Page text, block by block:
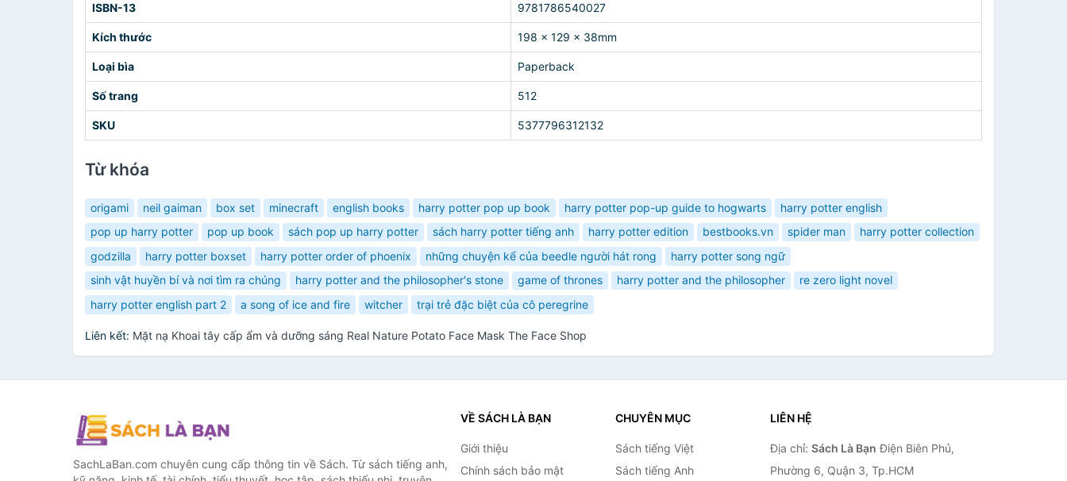
ISBN-13 9781786540027
Kích thước 198 x 129 x 38mm
Loại bìa Paperback
Số trang 512
SKU 5377796312132
Từ khóa
origami neil gaiman box set minecraft english books harry potter pop up book harry potter pop-up guide to hogwarts
harry potter english
pop up harry potter
pop up book sách pop up harry potter sách harry potter tiếng anh harry potter edition bestbooks.vn spider man
harry potter collection
godzilla
harry potter boxset harry potter order of phoenix những chuyện kể của beedle người hát rong
harry potter song ngữ
sinh vật huyền bí và nơi tìm ra chúng
harry potter and the philosopher's stone game of thrones harry potter and the philosopher
re zero light novel
harry potter english part 2
a song of ice and fire witcher trại trẻ đặc biệt của cô peregrine
Liên kết: Mặt nạ Khoai tây cấp ẩm và dưỡng sáng Real Nature Potato Face Mask The Face Shop
SachLaBan.com chuyên cung cấp thông tin về Sách. Từ sách tiếng anh,
VỀ SÁCH LÀ BẠN
Giới thiệu
Chính sách bảo mật
CHUYÊN MỤC
Sách tiếng Việt
Sách tiếng Anh
LIÊN HỆ
Địa chỉ: Sách Là Bạn Điện Biên Phủ,
Phường 6, Quận 3, Tp.HCM